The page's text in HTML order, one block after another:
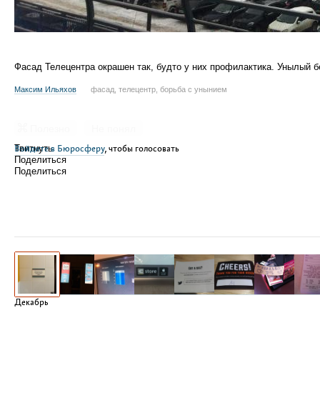
Фасад Телецентра окрашен так, будто у них профилактика. Унылый
Максим Ильяхов фасад, телецентр, борьба с унынием
Войдите в Бюросферу, чтобы голосовать
Твитнуть
Поделиться
Поделиться
Декабрь